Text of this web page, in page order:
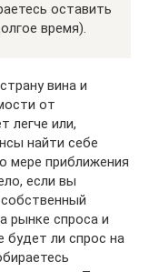
оставить
время).
вина и
от
легче или,
найти себе
мере приближения
если вы
рынке спроса и
будет ли спрос на